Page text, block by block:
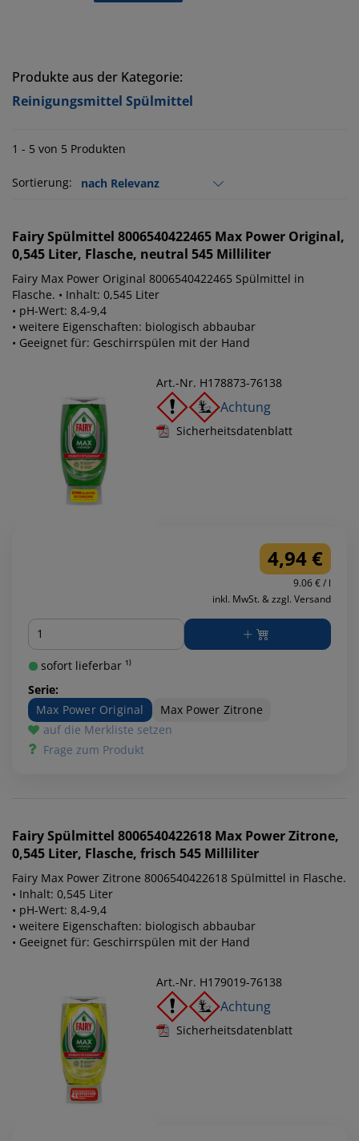
Produkte aus der Kategorie:
Reinigungsmittel Spülmittel
1 - 5 von 5 Produkten
Sortierung:
FairySpülmittel 8006540422465 Max Power Original,
0,545 Liter, Flasche, neutral 545 Milliliter
Fairy Max Power Original 8006540422465 Spülmittel in
Flasche. • Inhalt: 0,545 Liter
• pH-Wert: 8,4-9,4
• weitere Eigenschaften: biologisch abbaubar
• Geeignet für: Geschirrspülen mit der Hand
Art.-Nr. H178873-76138
Achtung
Sicherheitsdatenblatt
4,94 €
9.06 € / l
inkl. MwSt. & zzgl. Versand
Menge
sofort lieferbar ¹⁾
Serie:
Max Power Original
Max Power Zitrone
auf die Merkliste setzen
Frage zum Produkt
FairySpülmittel 8006540422618 Max Power Zitrone,
0,545 Liter, Flasche, frisch 545 Milliliter
Fairy Max Power Zitrone 8006540422618 Spülmittel in Flasche.
• Inhalt: 0,545 Liter
• pH-Wert: 8,4-9,4
• weitere Eigenschaften: biologisch abbaubar
• Geeignet für: Geschirrspülen mit der Hand
Art.-Nr. H179019-76138
Achtung
Sicherheitsdatenblatt